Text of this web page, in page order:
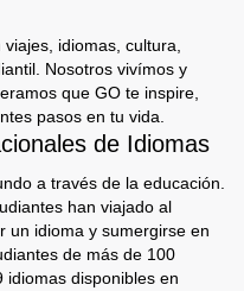
idiomas, cultura,
Nosotros vivímos y
que GO te inspire,
pasos en tu vida.
de Idiomas
a través de la educación.
han viajado al
un idioma y sumergirse en
de más de 100
idiomas disponibles en